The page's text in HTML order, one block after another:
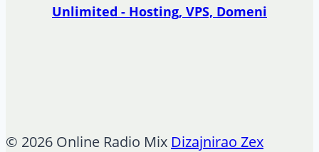
Unlimited - Hosting, VPS, Domeni
© 2026 Online Radio Mix Dizajnirao Zex